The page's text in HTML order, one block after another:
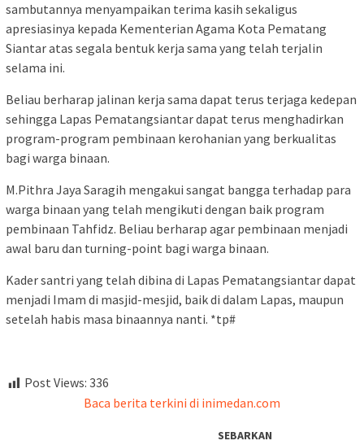
sambutannya menyampaikan terima kasih sekaligus
apresiasinya kepada Kementerian Agama Kota Pematang
Siantar atas segala bentuk kerja sama yang telah terjalin
selama ini.
Beliau berharap jalinan kerja sama dapat terus terjaga kedepan
sehingga Lapas Pematangsiantar dapat terus menghadirkan
program-program pembinaan kerohanian yang berkualitas
bagi warga binaan.
M.Pithra Jaya Saragih mengakui sangat bangga terhadap para
warga binaan yang telah mengikuti dengan baik program
pembinaan Tahfidz. Beliau berharap agar pembinaan menjadi
awal baru dan turning-point bagi warga binaan.
Kader santri yang telah dibina di Lapas Pematangsiantar dapat
menjadi Imam di masjid-mesjid, baik di dalam Lapas, maupun
setelah habis masa binaannya nanti. *tp#
Post Views: 336
Baca berita terkini di inimedan.com
SEBARKAN